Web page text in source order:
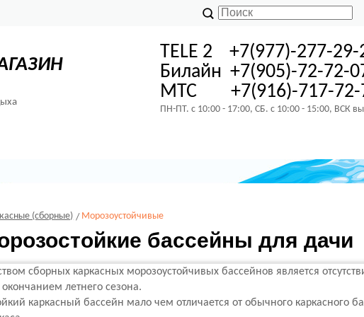
TELE 2 +7(977)-277-29-
Билайн +7(905)-72-72-
МТС +7(916)-717-72-
ПН-ПТ. с 10:00 - 17:00, СБ. с 10:00 - 15:00, ВСК
(сборные) Морозоустойчивые
бассейны для дачи
сборных каркасных морозоустойчивых бассейнов является
летнего сезона.
каркасный бассейн мало чем отличается от обычного каркасного